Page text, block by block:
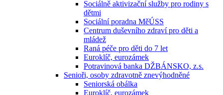
Sociálně aktivizační služby pro rodiny s
dětmi
Sociální poradna MěÚSS
Centrum duševního zdraví pro děti a
mládež
Raná péče pro děti do 7 let
Euroklíč, eurozámek
Potravinová banka DŽBÁNSKO, z.s.
Senioři, osoby zdravotně znevýhodněné
Seniorská obálka
Euroklíč, eurozámek